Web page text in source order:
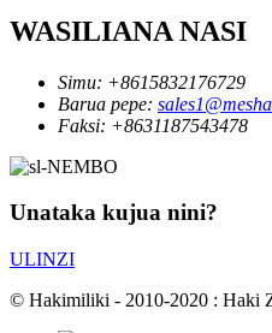
WASILIANA NASI
Simu: +8615832176729
Barua pepe:
Faksi: +8631187543478
Unataka kujua nini?
ULINZI
© Hakimiliki - 2010-2020 : Haki